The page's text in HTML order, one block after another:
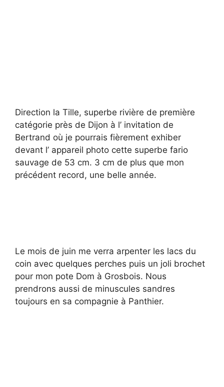
Direction la Tille, superbe rivière de première
catégorie près de Dijon à l’ invitation de
Bertrand où je pourrais fièrement exhiber
devant l’ appareil photo cette superbe fario
sauvage de 53 cm. 3 cm de plus que mon
précédent record, une belle année.
Le mois de juin me verra arpenter les lacs du
coin avec quelques perches puis un joli brochet
pour mon pote Dom à Grosbois. Nous
prendrons aussi de minuscules sandres
toujours en sa compagnie à Panthier.